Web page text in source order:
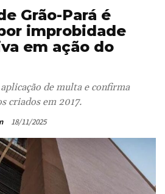
Grão-Pará é
improbidade
em ação do
de multa e confirma
criados em 2017.
18/11/2025